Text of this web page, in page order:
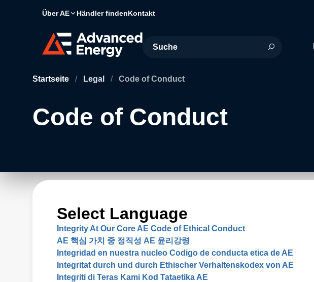
Über AE Händler findenKontakt
Site Search
Startseite / Legal / Code of Conduct
Code of Conduct
Select Language
Integrity At Our Core AE Code of Ethical Conduct
AE 핵심 가치 중 정직성 AE 윤리강령
Integridad en nuestra nucleo Codigo de conducta etica de AE
Integritat durch und durch Ethischer Verhaltenskodex von AE
Integriti di Teras Kami Kod Tataetika AE